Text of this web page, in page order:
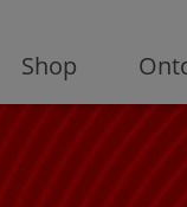
homepage
Shop